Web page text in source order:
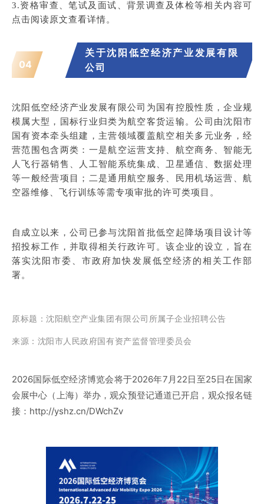
3.资格审查、笔试及面试、背景调查及体检等相关内容可
点击阅读原文查看详情。
04
关于沈阳低空经济产业发展有限
公司
沈阳低空经济产业发展有限公司为国有控股性质，企业规
模属大型，国标行业归类为航空客货运输。公司由沈阳市
国有资本牵头组建，主营领域覆盖航空相关多元业务，经
营范围包含两类：一是航空运营支持、航空商务、智能无
人飞行器销售、人工智能系统集成、卫星通信、数据处理
等一般经营项目；二是通用航空服务、民用机场运营、航
空器维修、飞行训练等需专项审批的许可类项目。
自成立以来，公司已参与沈阳首批低空起降场项目设计等
招投标工作，并取得相关行政许可。该企业的设立，旨在
落实沈阳市委、市政府加快发展低空经济的相关工作部
署。
原标题 ：沈阳航空产业集团有限公司所属子企业招聘公告
来源：沈阳市人民政府国有资产监督管理委员会
2026国际低空经济博览会将于2026年7月22日至25日在国家
会展中心（上海）举办，观众预登记通道已开启，观众报名链
接：http://yshz.cn/DWchZv